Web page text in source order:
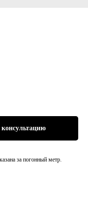
за погонный метр.